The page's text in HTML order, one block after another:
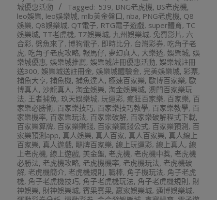
12
城優惠活動
Tagged: 539, BNG老虎機, BS老虎機,
leo娛樂, leo娛樂城, mlb美金盤口, nba, PNG老虎機, Q8
娛樂, Q8娛樂城, QT電子, RTG電子遊戲, super體育, TC
娛樂城, TT老虎機, TZ娛樂城, 九州娛樂城, 免費影片 , 六
合彩, 劈魚來了, 博狗電子, 即時比分, 台灣彩券, 吃角子老
虎, 吃角子老虎攻略, 報馬仔, 夢幻真人, 大樂透, 娛樂城, 娛
樂城優惠, 娛樂城推薦, 娛樂城註冊優惠活動, 娛樂城註冊
送300, 娛樂城送註冊金, 娛樂城體驗金, 完美娛樂城, 彩票,
捕魚大亨, 捕魚機, 捕魚達人, 極速百家樂, 歐博百家樂, 歐
博真人, 沙龍真人, 淘金娛樂, 淘金娛樂城, 澳門百家樂玩
法, 王者捕魚, 玖天娛樂城, 玩運彩, 瘋狂百家樂, 百家樂, 百
家樂必勝術, 百家樂技巧, 百家樂技巧教學, 百家樂教學, 百
家樂機率, 百家樂玩法, 百家樂破解, 百家樂破解程式下載,
百家樂算牌, 百家樂賺錢, 百家樂贏錢公式, 百家樂預測 , 百
家樂預測app, 真人娛樂, 真人百家, 真人百家樂, 真人線上
百家樂, 真人遊戲, 瞇牌百家樂, 線上玩運彩, 線上真人, 線
上老虎機, 線上遊戲, 美金盤, 老虎機, 老虎機中獎, 老虎機
必勝法, 老虎機攻略, 老虎機機率, 老虎機玩法, 老虎機破
解, 老虎機簡介, 老虎機規則, 職棒, 角子機玩法, 角子老虎
機, 角子老虎機技巧, 角子老虎機玩法, 角子老虎機規則, 財
神娛樂, 財神娛樂城, 賓果賓果, 贏家娛樂城, 通博娛樂城,